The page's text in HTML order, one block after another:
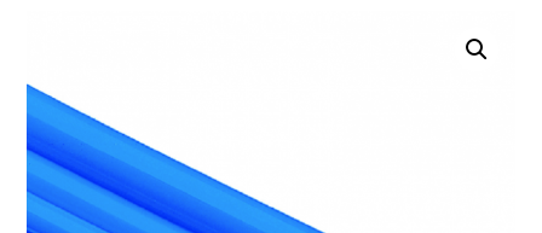
ROHRSYSTEME,
DRUCKLUFTZUBEHÖR